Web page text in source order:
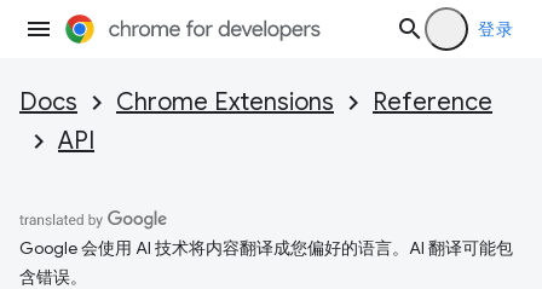
登录
Docs Chrome Extensions
Reference
API
Google 会使用 AI 技术将内容翻译成您偏好的语言。AI 翻译可能包
含错误。